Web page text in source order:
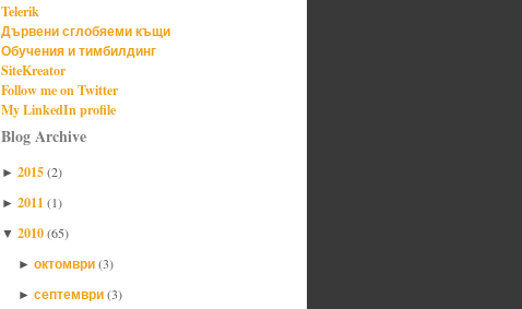
Telerik
Дървени сглобяеми къщи
Обучения и тимбилдинг
SiteKreator
Follow me on Twitter
My LinkedIn profile
Blog Archive
► 2015(2)
► 2011(1)
▼ 2010(65)
► октомври(3)
► септември(3)